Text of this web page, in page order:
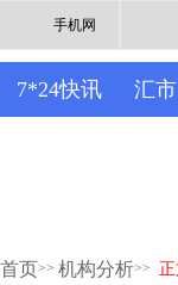
手机网
7*24快讯 汇市
首页>> 机构分析>>